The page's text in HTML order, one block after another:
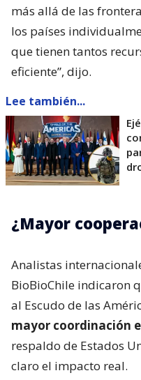
más allá de las
los países
que tienen tantos
eficiente”, dijo.
Lee también...
¿Mayor
Analistas
BioBioChile indicaron
al Escudo de las
mayor coordinación
respaldo de Estados
claro el impacto real.